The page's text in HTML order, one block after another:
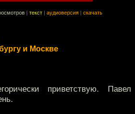
текст аудиоверсия скачать
и Москве
приветствую. Павел